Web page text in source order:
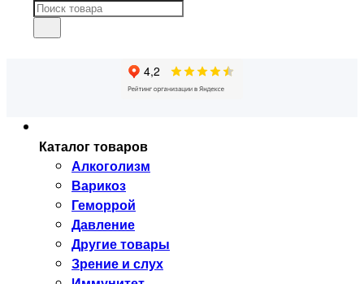
Каталог товаров
Алкоголизм
Варикоз
Геморрой
Давление
Другие товары
Зрение и слух